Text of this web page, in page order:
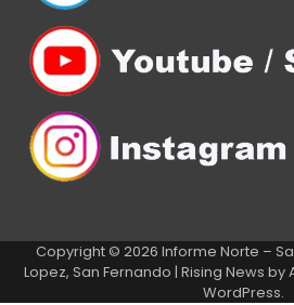
Copyright © 2026 Informe Norte –
Lopez, San Fernando | Rising News by
WordPress.